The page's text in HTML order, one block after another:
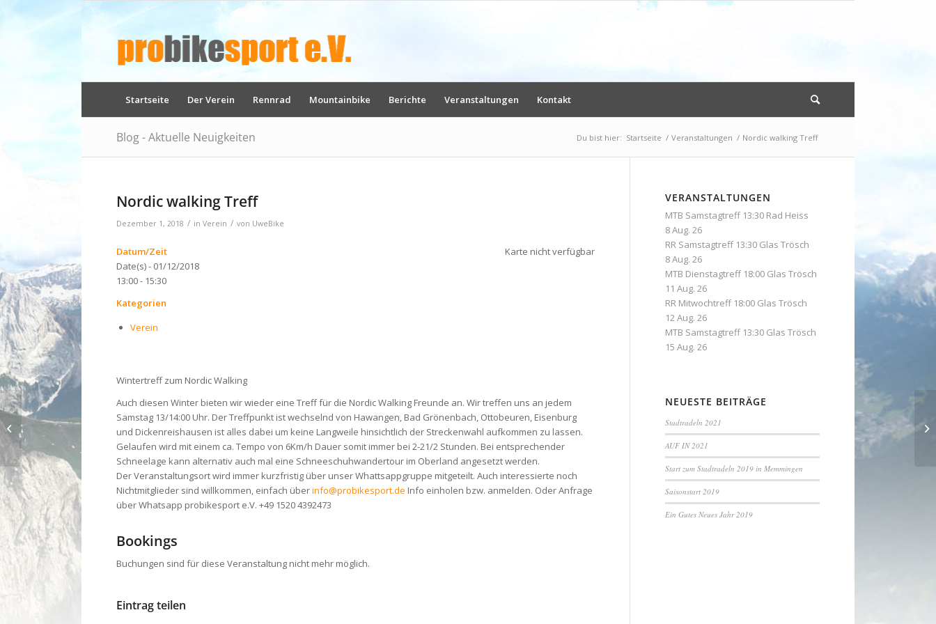
Startseite Der Verein Rennrad Mountainbike Berichte Veranstaltungen Kontakt
Blog - Aktuelle Neuigkeiten Du bist hier: Startseite / Veranstaltungen / Nordic walking Treff
Nordic walking Treff
Dezember 1, 2018 / in Verein / von UweBike
Karte nicht verfügbar
Datum/Zeit
Date(s) - 01/12/2018
13:00 - 15:30
Kategorien
Verein
Wintertreff zum Nordic Walking
Auch diesen Winter bieten wir wieder eine Treff für die Nordic Walking Freunde an. Wir treffen uns an jedem
Samstag 13/14:00 Uhr. Der Treffpunkt ist wechselnd von Hawangen, Bad Grönenbach, Ottobeuren, Eisenburg
und Dickenreishausen ist alles dabei um keine Langweile hinsichtlich der Streckenwahl aufkommen zu lassen.
Gelaufen wird mit einem ca. Tempo von 6Km/h Dauer somit immer bei 2-21/2 Stunden. Bei entsprechender
Schneelage kann alternativ auch mal eine Schneeschuhwandertour im Oberland angesetzt werden.
Der Veranstaltungsort wird immer kurzfristig über unser Whattsappgruppe mitgeteilt. Auch interessierte noch
Nichtmitglieder sind willkommen, einfach überinfo@probikesport.de Info einholen bzw. anmelden. Oder Anfrage
über Whatsapp probikesport e.V. +49 1520 4392473
Bookings
Buchungen sind für diese Veranstaltung nicht mehr möglich.
Eintrag teilen
VERANSTALTUNGEN
MTB Samstagtreff 13:30 Rad Heiss
8 Aug. 26
RR Samstagtreff 13:30 Glas Trösch
8 Aug. 26
MTB Dienstagtreff 18:00 Glas Trösch
11 Aug. 26
RR Mitwochtreff 18:00 Glas Trösch
12 Aug. 26
MTB Samstagtreff 13:30 Glas Trösch
15 Aug. 26
NEUESTE BEITRÄGE
Stadtradeln 2021
AUF IN 2021
Start zum Stadtradeln 2019 in Memmingen
Saisonstart 2019
Ein Gutes Neues Jahr 2019
Winterstammtisch – Aschermittwoch